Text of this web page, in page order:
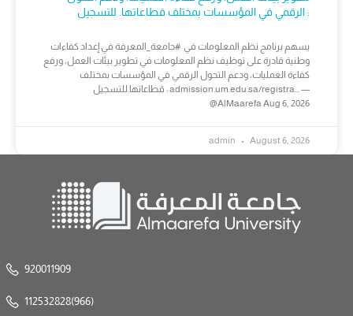
الرقمي في المؤسسات بمختلف قطاعاتها. للتسجيل :
يسهم برنامج نظم المعلومات في #جامعة_المعرفة في إعداد كفاءات
وطنية قادرة على توظيف نظم المعلومات في تطوير بيئات العمل، ورفع
كفاءة العمليات، ودعم التحول الرقمي في المؤسسات بمختلف
قطاعاتها.للتسجيل : admission.um.edu.sa/registra… —
@AlMaarefa Aug 6, 2026
admin August 6, 2026
920011909
112532828(966)